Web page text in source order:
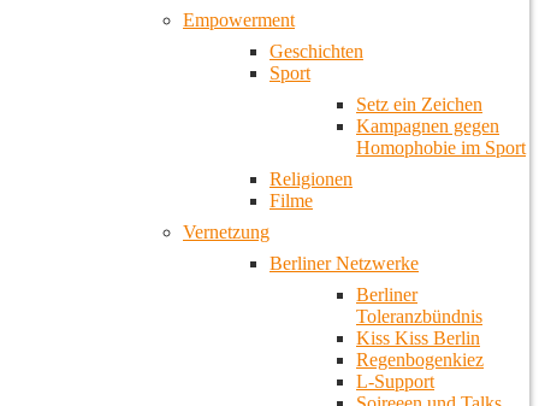
Empowerment
Geschichten
Sport
Setz ein Zeichen
Kampagnen gegen
Homophobie im Sport
Religionen
Filme
Vernetzung
Berliner Netzwerke
Berliner
Toleranzbündnis
Kiss Kiss Berlin
Regenbogenkiez
L-Support